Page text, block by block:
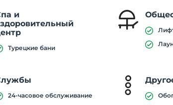
и
Турецкие бани
24-часовое обслуживание